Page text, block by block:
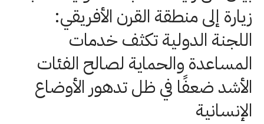
زيارة إلى منطقة القرن الأفريقي:
اللجنة الدولية تكثف خدمات
المساعدة والحماية لصالح الفئات
الأشد ضعفًا في ظل تدهور الأوضاع
الإنسانية